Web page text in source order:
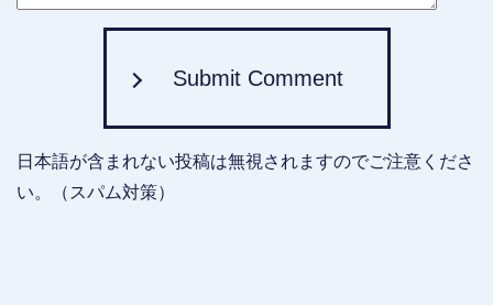
Submit Comment
日本語が含まれない投稿は無視されますのでご注意くださ
い。（スパム対策）